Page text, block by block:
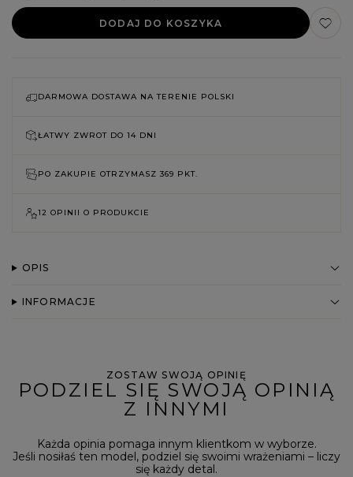
DODAJ DO KOSZYKA
DARMOWA DOSTAWA NA TERENIE POLSKI
ŁATWY ZWROT DO 14 DNI
PO ZAKUPIE OTRZYMASZ 369 PKT.
12 OPINII O PRODUKCIE
OPIS
INFORMACJE
ZOSTAW SWOJĄ OPINIĘ
PODZIEL SIĘ SWOJĄ OPINIĄ
Z INNYMI
Każda opinia pomaga innym klientkom w wyborze.
Jeśli nosiłaś ten model, podziel się swoimi wrażeniami – liczy
się każdy detal.